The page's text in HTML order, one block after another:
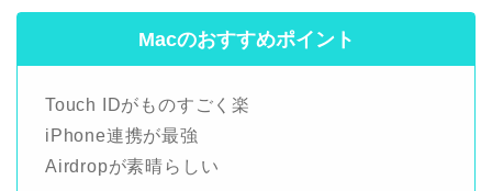
Macのおすすめポイント
Touch IDがものすごく楽
iPhone連携が最強
Airdropが素晴らしい